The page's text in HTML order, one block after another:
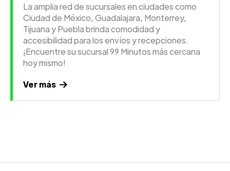
La amplia red de sucursales en ciudades como
Ciudad de México, Guadalajara, Monterrey,
Tijuana y Puebla brinda comodidad y
accesibilidad para los envíos y recepciones.
¡Encuentre su sucursal 99 Minutos más cercana
hoy mismo!
Ver más